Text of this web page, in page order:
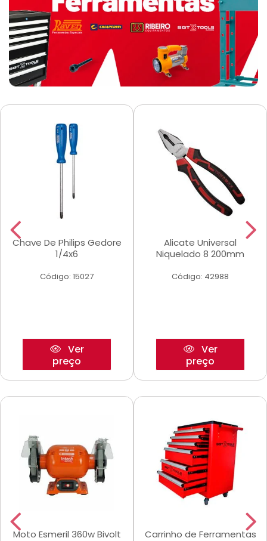
Chave De Philips Gedore
1/4x6
Código: 15027
Ver
preço
Alicate Universal
Niquelado 8 200mm
Código: 42988
Ver
preço
Moto Esmeril 360w Bivolt
Carrinho de Ferramentas